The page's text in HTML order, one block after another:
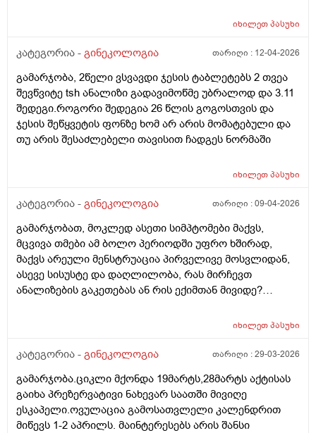
იხილეთპასუხი
კატეგორია - გინეკოლოგია თარიღი : 12-04-2026
გამარჯობა, 2წელი ვსვავდი ჯესის ტაბლეტებს 2 თვეა
შევწვიტე tsh ანალიზი გადავიმოწმე უბრალოდ და 3.11
შედეგი.როგორი შედეგია 26 წლის გოგოსთვის და
ჯესის შეწყვეტის ფონზე ხომ არ არის მომატებული და
თუ არის შესაძლებელი თავისით ჩადგეს ნორმაში
იხილეთპასუხი
კატეგორია - გინეკოლოგია თარიღი :09-04-2026
გამარჯობათ, მოკლედ ასეთი სიმპტომები მაქვს,
მცვივა თმები ამ ბოლო პერიოდში უფრო ხშირად,
მაქვს არეული მენსტრუაცია პირველივე მოსვლიდან,
ასევე სისუსტე და დაღლილობა, რას მირჩევთ
ანალიზების გაკეთებას ან რის ექიმთან მივიდე?
იხილეთპასუხი
კატეგორია - გინეკოლოგია თარიღი :29-03-2026
გამარჯობა.ციკლი მქონდა 19მარტს,28მარტს აქტისას
გაიხა პრეზერვატივი ნახევარ საათში მივიღე
ესკაპელი.ოვულაცია გამოსათვლელი კალენდრით
მიწევს 1-2 აპრილს. მაინტერესებს არის შანსი